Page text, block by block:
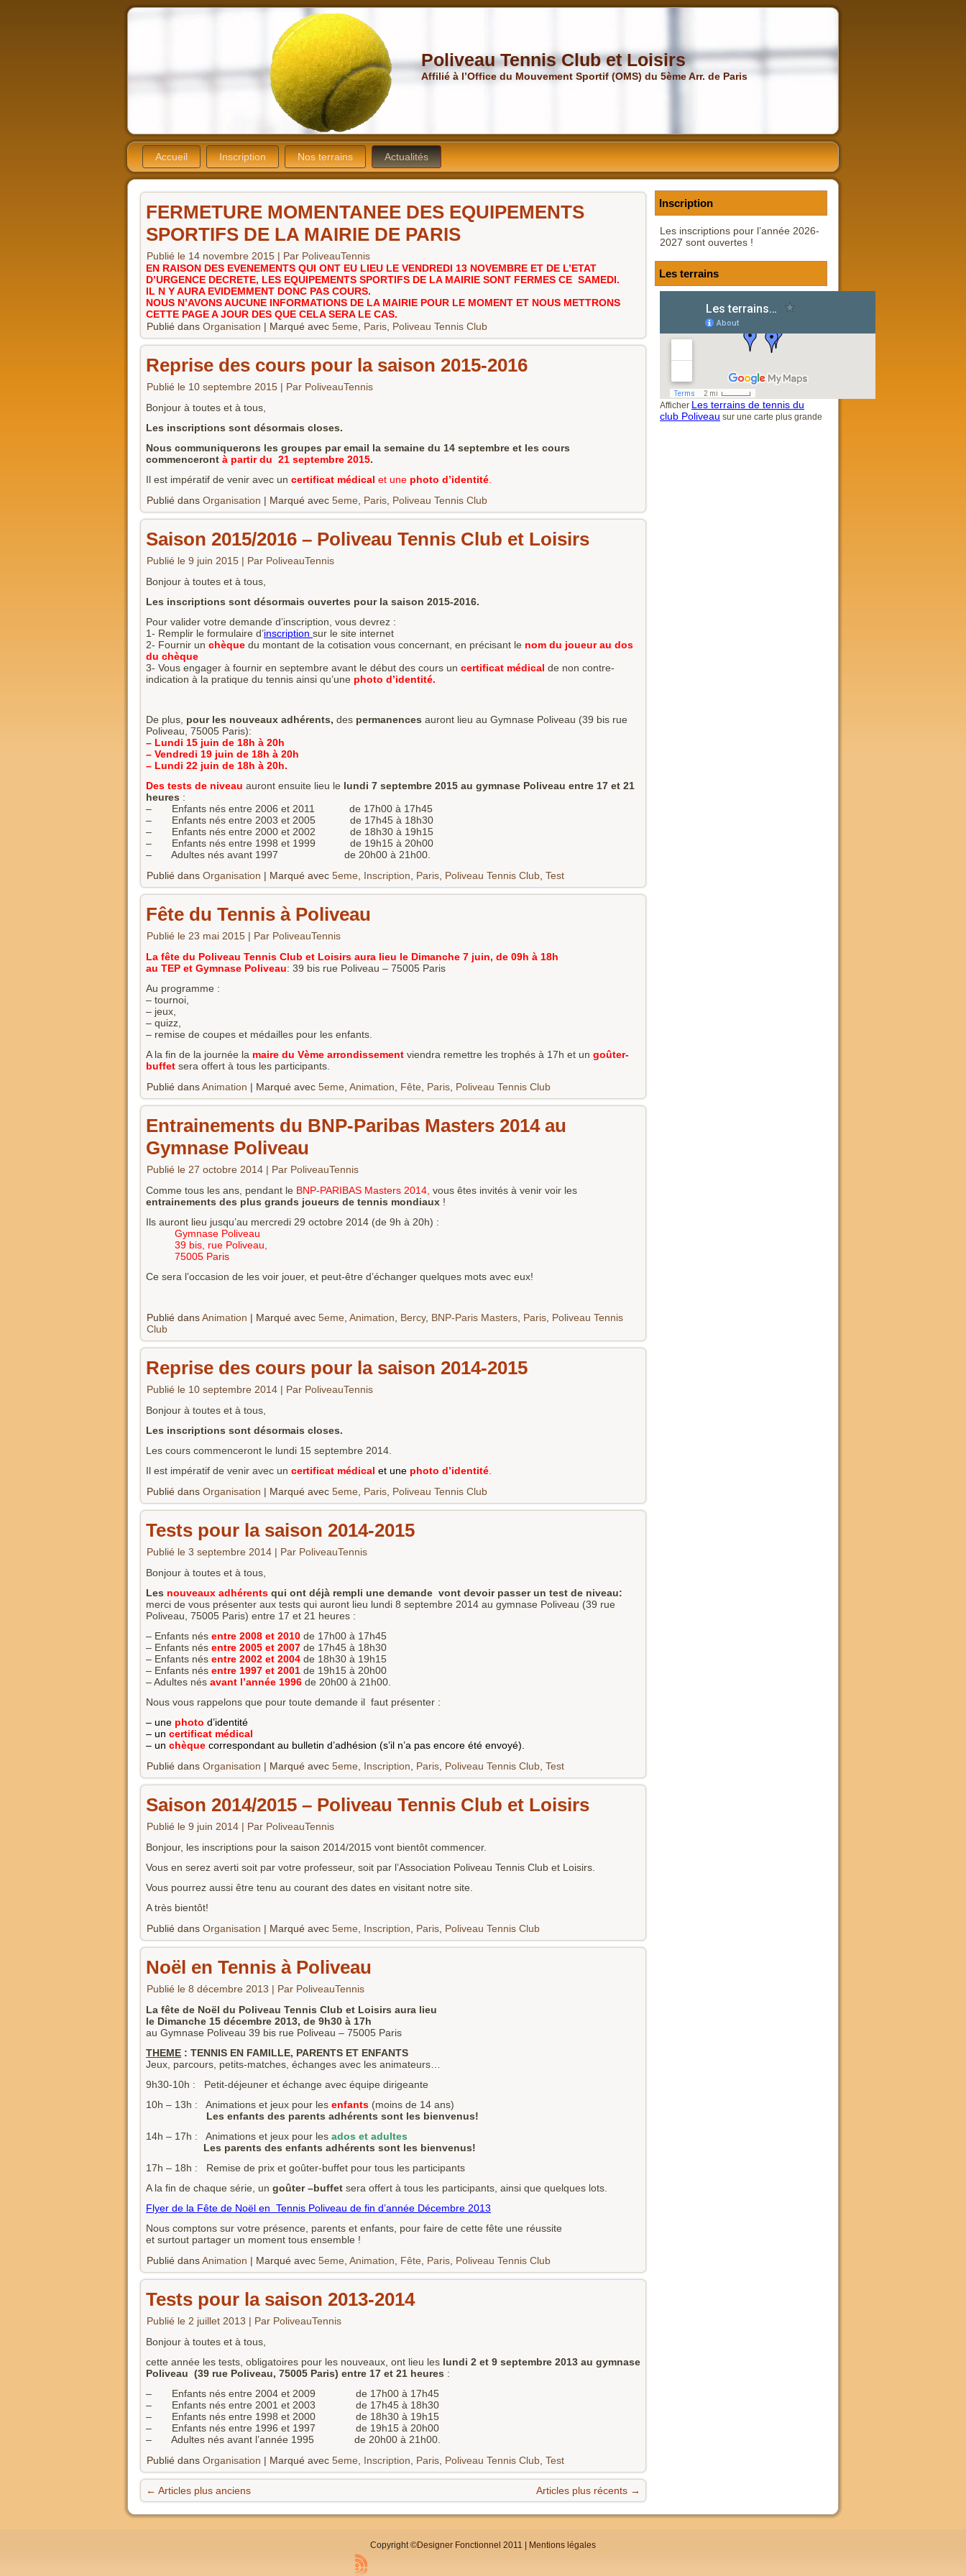
Poliveau Tennis Club et Loisirs
Affilié à l’Office du Mouvement Sportif (OMS) du 5ème Arr. de Paris
Accueil Inscription Nos terrains Actualités
FERMETURE MOMENTANEE DES EQUIPEMENTS
SPORTIFS DE LA MAIRIE DE PARIS
Publié le 14 novembre 2015 | Par PoliveauTennis
EN RAISON DES EVENEMENTS QUI ONT EU LIEU LE VENDREDI 13 NOVEMBRE ET DE L’ETAT
D’URGENCE DECRETE, LES EQUIPEMENTS SPORTIFS DE LA MAIRIE SONT FERMES CE SAMEDI.
IL N Y AURA EVIDEMMENT DONC PAS COURS.
NOUS N’AVONS AUCUNE INFORMATIONS DE LA MAIRIE POUR LE MOMENT ET NOUS METTRONS
CETTE PAGE A JOUR DES QUE CELA SERA LE CAS.
Publié dans Organisation | Marqué avec 5eme Paris Poliveau Tennis Club
Reprise des cours pour la saison 2015-2016
Publié le 10 septembre 2015 | Par PoliveauTennis
Bonjour à toutes et à tous,
Les inscriptions sont désormais closes.
Nous communiquerons les groupes par email la semaine du 14 septembre et les cours
commenceront à partir du 21 septembre 2015.
Il est impératif de venir avec un certificat médical et une photo d’identité
Publié dans Organisation | Marqué avec 5eme Paris Poliveau Tennis Club
Saison 2015/2016 – Poliveau Tennis Club et Loisirs
Publié le 9 juin 2015 | Par PoliveauTennis
Bonjour à toutes et à tous,
Les inscriptions sont désormais ouvertes pour la saison 2015-2016.
Pour valider votre demande d’inscription, vous devrez :
1- Remplir le formulaire d’inscription sur le site internet
2- Fournir un chèque du montant de la cotisation vous concernant, en précisant le nom du joueur au dos
du chèque
3- Vous engager à fournir en septembre avant le début des cours un certificat médical de non contre-
indication à la pratique du tennis ainsi qu’une photo d’identité.
De plus, pour les nouveaux adhérents, des permanences auront lieu au Gymnase Poliveau (39 bis rue
Poliveau, 75005 Paris):
– Lundi 15 juin de 18h à 20h
– Vendredi 19 juin de 18h à 20h
– Lundi 22 juin de 18h à 20h.
Des tests de niveau auront ensuite lieu le lundi 7 septembre 2015 au gymnase Poliveau entre 17 et 21
heures :
– Enfants nés entre 2006 et 2011 de 17h00 à 17h45
– Enfants nés entre 2003 et 2005 de 17h45 à 18h30
– Enfants nés entre 2000 et 2002 de 18h30 à 19h15
– Enfants nés entre 1998 et 1999 de 19h15 à 20h00
– Adultes nés avant 1997 de 20h00 à 21h00.
Publié dans Organisation | Marqué avec 5eme Inscription Paris Poliveau Tennis Club Test
Fête du Tennis à Poliveau
Publié le 23 mai 2015 | Par PoliveauTennis
La fête du Poliveau Tennis Club et Loisirs aura lieu le Dimanche 7 juin, de 09h à 18h
au TEP et Gymnase Poliveau: 39 bis rue Poliveau – 75005 Paris
Au programme :
– tournoi,
– jeux,
– quizz,
– remise de coupes et médailles pour les enfants.
A la fin de la journée la maire du Vème arrondissement viendra remettre les trophés à 17h et un goûter-
buffet sera offert à tous les participants.
Publié dansAnimation | Marqué avec 5eme Animation Fête Paris Poliveau Tennis Club
Entrainements du BNP-Paribas Masters 2014 au
Gymnase Poliveau
Publié le 27 octobre 2014 | Par PoliveauTennis
Comme tous les ans, pendant le BNP-PARIBAS Masters 2014 vous êtes invités à venir voir les
entrainements des plus grands joueurs de tennis mondiaux !
Ils auront lieu jusqu’au mercredi 29 octobre 2014 (de 9h à 20h) :
Gymnase Poliveau
39 bis, rue Poliveau,
75005 Paris
Ce sera l’occasion de les voir jouer, et peut-être d’échanger quelques mots avec eux!
Publié dansAnimation | Marqué avec 5eme Animation Bercy, BNP-Paris Masters Paris Poliveau Tennis
Club
Reprise des cours pour la saison 2014-2015
Publié le 10 septembre 2014 | Par PoliveauTennis
Bonjour à toutes et à tous,
Les inscriptions sont désormais closes.
Les cours commenceront le lundi 15 septembre 2014.
Il est impératif de venir avec un certificat médical et une photo d’identité
Publié dans Organisation | Marqué avec 5eme Paris Poliveau Tennis Club
Tests pour la saison 2014-2015
Publié le 3 septembre 2014 | Par PoliveauTennis
Bonjour à toutes et à tous,
Les nouveaux adhérents qui ont déjà rempli une demande vont devoir passer un test de niveau:
merci de vous présenter aux tests qui auront lieu lundi 8 septembre 2014 au gymnase Poliveau (39 rue
Poliveau, 75005 Paris) entre 17 et 21 heures :
– Enfants nés entre 2008 et 2010 de 17h00 à 17h45
– Enfants nés entre 2005 et 2007 de 17h45 à 18h30
– Enfants nés entre 2002 et 2004 de 18h30 à 19h15
– Enfants nés entre 1997 et 2001 de 19h15 à 20h00
– Adultes nés avant l’année 1996 de 20h00 à 21h00.
Nous vous rappelons que pour toute demande il faut présenter :
– une photo d’identité
– un certificat médical
– un chèque correspondant au bulletin d’adhésion (s’il n’a pas encore été envoyé).
Publié dans Organisation | Marqué avec 5eme Inscription Paris Poliveau Tennis Club Test
Saison 2014/2015 – Poliveau Tennis Club et Loisirs
Publié le 9 juin 2014 | Par PoliveauTennis
Bonjour, les inscriptions pour la saison 2014/2015 vont bientôt commencer.
Vous en serez averti soit par votre professeur, soit par l’Association Poliveau Tennis Club et Loisirs.
Vous pourrez aussi être tenu au courant des dates en visitant notre site.
A très bientôt!
Publié dans Organisation | Marqué avec 5eme Inscription Paris Poliveau Tennis Club
Noël en Tennis à Poliveau
Publié le 8 décembre 2013 | Par PoliveauTennis
La fête de Noël du Poliveau Tennis Club et Loisirs aura lieu
le Dimanche 15 décembre 2013, de 9h30 à 17h
au Gymnase Poliveau 39 bis rue Poliveau – 75005 Paris
THEME : TENNIS EN FAMILLE, PARENTS ET ENFANTS
Jeux, parcours, petits-matches, échanges avec les animateurs…
9h30-10h : Petit-déjeuner et échange avec équipe dirigeante
10h – 13h : Animations et jeux pour les enfants (moins de 14 ans)
Les enfants des parents adhérents sont les bienvenus!
14h – 17h : Animations et jeux pour les ados et adultes
Les parents des enfants adhérents sont les bienvenus!
17h – 18h : Remise de prix et goûter-buffet pour tous les participants
A la fin de chaque série, un goûter –buffet sera offert à tous les participants, ainsi que quelques lots.
Flyer de la Fête de Noël en Tennis Poliveau de fin d’année Décembre 2013
Nous comptons sur votre présence, parents et enfants, pour faire de cette fête une réussite
et surtout partager un moment tous ensemble !
Publié dansAnimation | Marqué avec 5eme Animation Fête Paris Poliveau Tennis Club
Tests pour la saison 2013-2014
Publié le 2 juillet 2013 | Par PoliveauTennis
Bonjour à toutes et à tous,
cette année les tests, obligatoires pour les nouveaux, ont lieu les lundi 2 et 9 septembre 2013 au gymnase
Poliveau (39 rue Poliveau, 75005 Paris) entre 17 et 21 heures :
– Enfants nés entre 2004 et 2009 de 17h00 à 17h45
– Enfants nés entre 2001 et 2003 de 17h45 à 18h30
– Enfants nés entre 1998 et 2000 de 18h30 à 19h15
– Enfants nés entre 1996 et 1997 de 19h15 à 20h00
– Adultes nés avant l’année 1995 de 20h00 à 21h00.
Publié dans Organisation | Marqué avec 5eme Inscription Paris Poliveau Tennis Club Test
← Articles plus anciens Articles plus récents →
Inscription
Les inscriptions pour l’année 2026-
2027 sont ouvertes !
Les terrains
Afficher Les terrains de tennis du
club Poliveau sur une carte plus grande
Copyright ©Designer Fonctionnel 2011 | Mentions légales